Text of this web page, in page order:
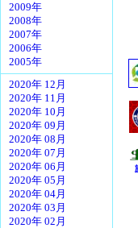
2009年
2008年
2007年
2006年
2005年
2020年 12月
2020年 11月
2020年 10月
2020年 09月
2020年 08月
2020年 07月
2020年 06月
2020年 05月
2020年 04月
2020年 03月
2020年 02月